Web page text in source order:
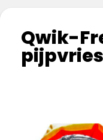
Qwik-